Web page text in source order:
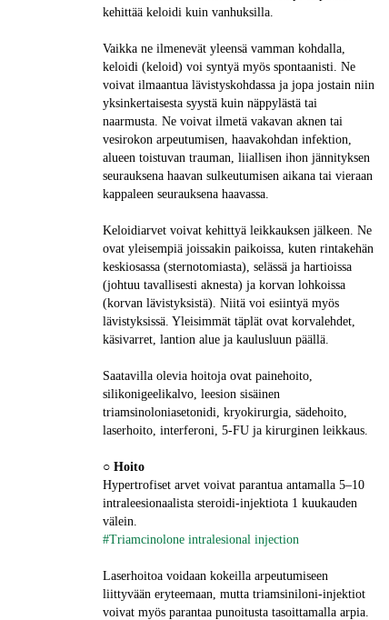
kehittää keloidi kuin vanhuksilla.
Vaikka ne ilmenevät yleensä vamman kohdalla,
keloidi (keloid) voi syntyä myös spontaanisti. Ne
voivat ilmaantua lävistyskohdassa ja jopa jostain niin
yksinkertaisesta syystä kuin näppylästä tai
naarmusta. Ne voivat ilmetä vakavan aknen tai
vesirokon arpeutumisen, haavakohdan infektion,
alueen toistuvan trauman, liiallisen ihon jännityksen
seurauksena haavan sulkeutumisen aikana tai vieraan
kappaleen seurauksena haavassa.
Keloidiarvet voivat kehittyä leikkauksen jälkeen. Ne
ovat yleisempiä joissakin paikoissa, kuten rintakehän
keskiosassa (sternotomiasta), selässä ja hartioissa
(johtuu tavallisesti aknesta) ja korvan lohkoissa
(korvan lävistyksistä). Niitä voi esiintyä myös
lävistyksissä. Yleisimmät täplät ovat korvalehdet,
käsivarret, lantion alue ja kaulusluun päällä.
Saatavilla olevia hoitoja ovat painehoito,
silikonigeelikalvo, leesion sisäinen
triamsinoloniasetonidi, kryokirurgia, sädehoito,
laserhoito, interferoni, 5-FU ja kirurginen leikkaus.
○ Hoito
Hypertrofiset arvet voivat parantua antamalla 5–10
intraleesionaalista steroidi-injektiota 1 kuukauden
välein.
#Triamcinolone intralesional injection
Laserhoitoa voidaan kokeilla arpeutumiseen
liittyvään eryteemaan, mutta triamsiniloni-injektiot
voivat myös parantaa punoitusta tasoittamalla arpia.